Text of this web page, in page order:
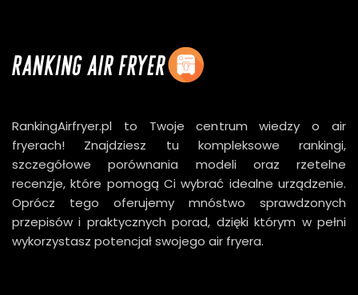
RankingAirfryer.pl to Twoje centrum wiedzy o air
fryerach! Znajdziesz tu kompleksowe rankingi,
szczegółowe porównania modeli oraz rzetelne
recenzje, które pomogą Ci wybrać idealne urządzenie.
Oprócz tego oferujemy mnóstwo sprawdzonych
przepisów i praktycznych porad, dzięki którym w pełni
wykorzystasz potencjał swojego air fryera.